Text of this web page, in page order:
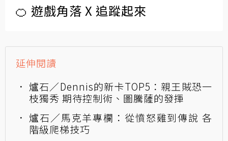
🍊 遊戲角落 X 追蹤起來
延伸閱讀
爐石／Dennis的新卡TOP5：親王賊恐一
枝獨秀 期待控制術、圖騰薩的發揮
爐石／馬克羊專欄：從憤怒雞到傳說 各
階級爬梯技巧